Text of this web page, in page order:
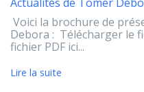
Voici la brochure de
Debora : Télécharger le
fichier PDF ici...
Lire la suite